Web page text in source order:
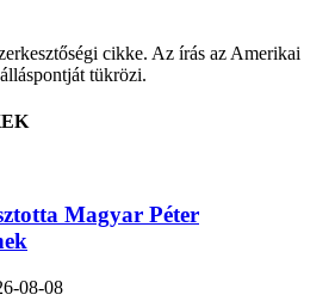
cikke. Az írás az Amerikai
tükrözi.
Magyar Péter
08-08